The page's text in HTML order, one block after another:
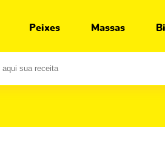
Peixes Massas